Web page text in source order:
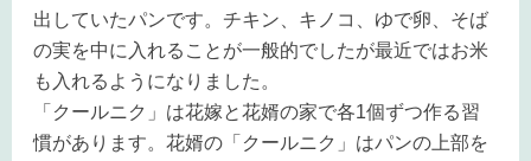
出していたパンです。チキン、キノコ、ゆで卵、そば
の実を中に入れることが一般的でしたが最近ではお米
も入れるようになりました。
「クールニク」は花嫁と花婿の家で各1個ずつ作る習
慣があります。花婿の「クールニク」はパンの上部を